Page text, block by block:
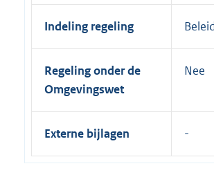
Indeling regeling
Regeling onder de
Omgevingswet
Nee
Externe bijlagen